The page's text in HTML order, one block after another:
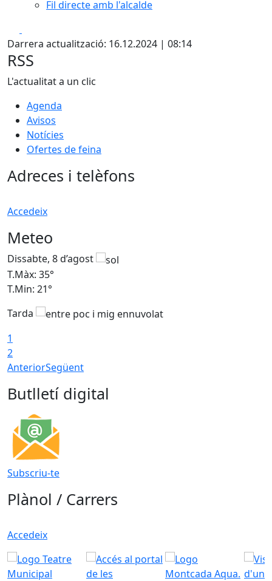
Fil directe amb l'alcalde
Darrera actualització: 16.12.2024 | 08:14
RSS
L'actualitat a un clic
Agenda
Avisos
Notícies
Ofertes de feina
Adreces i telèfons
Accedeix
Meteo
Dissabte, 8 d’agost
T.Màx: 35°
T.Min: 21°
Tarda
1
2
AnteriorSegüent
Butlletí digital
Subscriu-te
Plànol / Carrers
Accedeix